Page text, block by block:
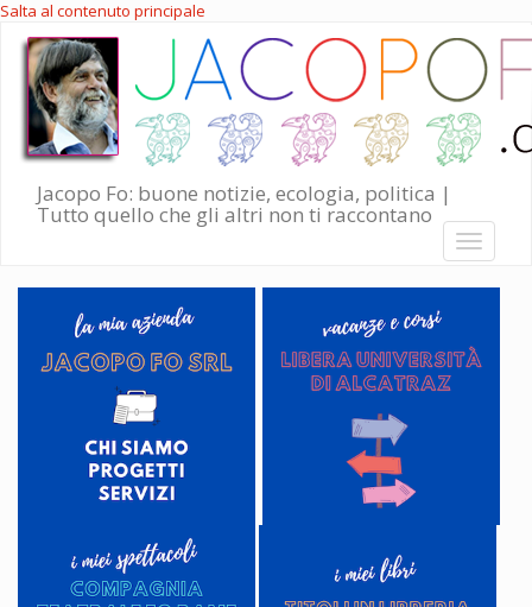
Salta al contenuto principale
Jacopo Fo: buone notizie, ecologia, politica |
Tutto quello che gli altri non ti raccontano
Toggle